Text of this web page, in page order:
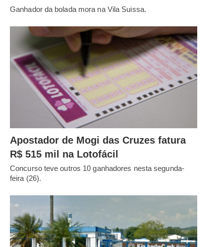
Ganhador da bolada mora na Vila Suissa.
Apostador de Mogi das Cruzes fatura
R$ 515 mil na Lotofácil
Concurso teve outros 10 ganhadores nesta segunda-
feira (26).